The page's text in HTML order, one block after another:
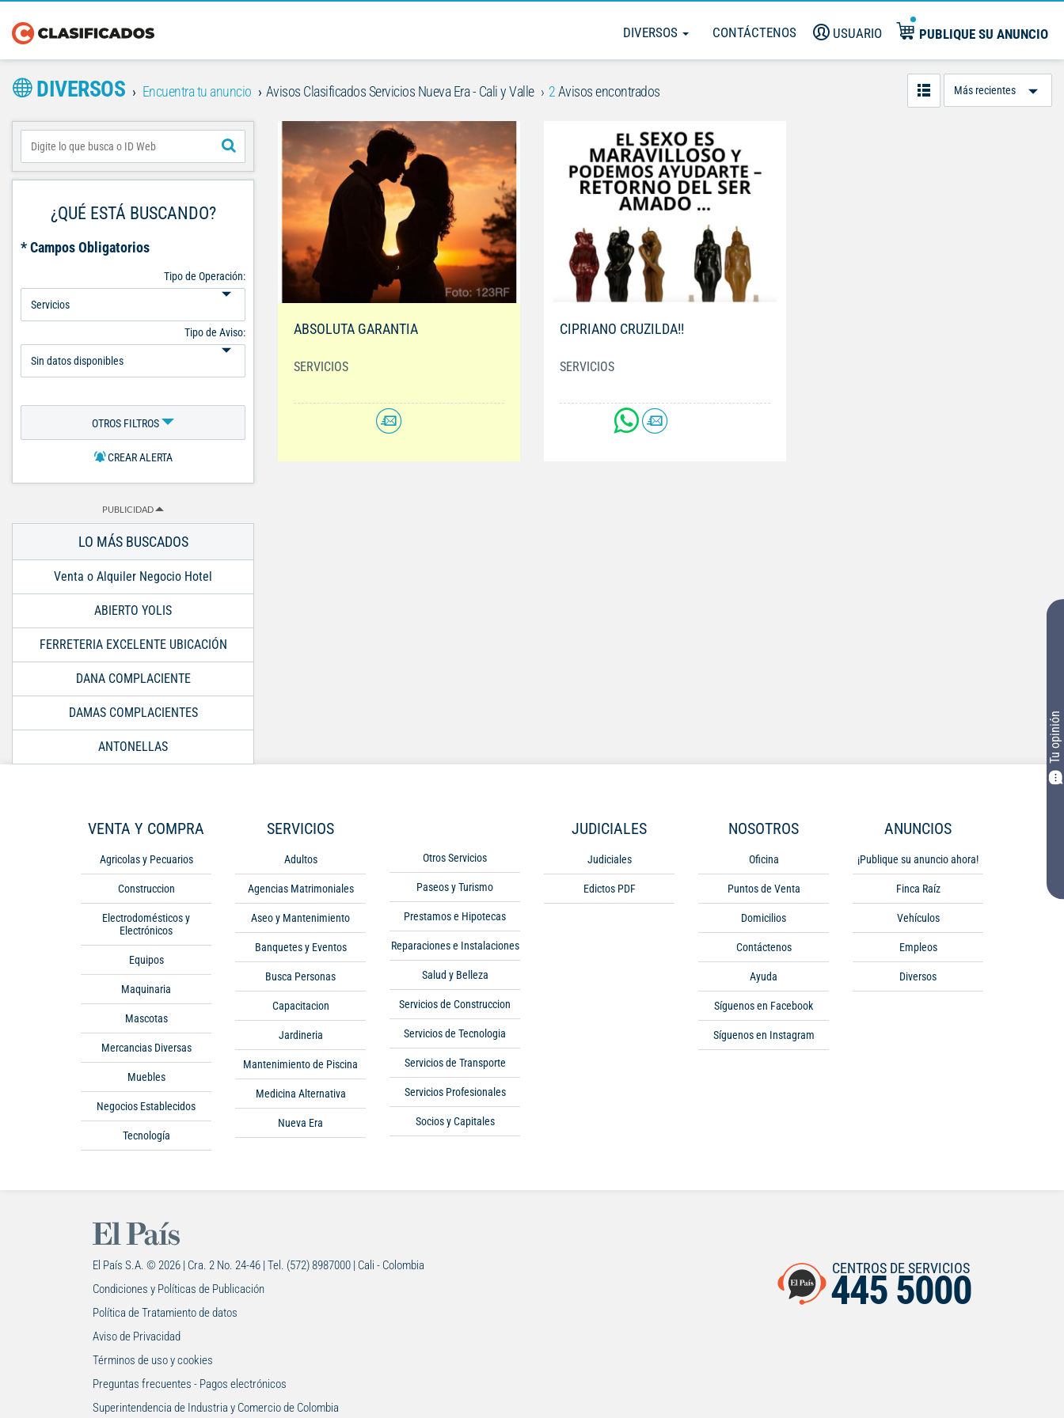
DIVERSOS CONTÁCTENOS USUARIO PUBLIQUE SU ANUNCIO
Tu opinión
DIVERSOS Encuentra tu anuncio Avisos Clasificados Servicios Nueva Era - Cali y Valle 2Avisos encontrados
ABSOLUTA GARANTIA
SERVICIOS
CIPRIANO CRUZILDA!!
SERVICIOS
¿QUÉ ESTÁ BUSCANDO?
* Campos Obligatorios
Tipo de Operación:
Tipo de Aviso:
OTROS FILTROS
CREAR ALERTA
PUBLICIDAD
LO MÁS BUSCADOS
Venta o Alquiler Negocio Hotel
ABIERTO YOLIS
FERRETERIA EXCELENTE UBICACIÓN
DANA COMPLACIENTE
DAMAS COMPLACIENTES
ANTONELLAS
VENTA Y COMPRA
Agricolas y Pecuarios
Construccion
Electrodomésticos y
Electrónicos
Equipos
Maquinaria
Mascotas
Mercancias Diversas
Muebles
Negocios Establecidos
Tecnología
SERVICIOS
Adultos
Agencias Matrimoniales
Aseo y Mantenimiento
Banquetes y Eventos
Busca Personas
Capacitacion
Jardineria
Mantenimiento de Piscina
Medicina Alternativa
Nueva Era
Otros Servicios
Paseos y Turismo
Prestamos e Hipotecas
Reparaciones e Instalaciones
Salud y Belleza
Servicios de Construccion
Servicios de Tecnologia
Servicios de Transporte
Servicios Profesionales
Socios y Capitales
JUDICIALES
Judiciales
Edictos PDF
NOSOTROS
Oficina
Puntos de Venta
Domicilios
Contáctenos
Ayuda
Síguenos en Facebook
Síguenos en Instagram
ANUNCIOS
¡Publique su anuncio ahora!
Finca Raíz
Vehículos
Empleos
Diversos
El País S.A. © 2026 | Cra. 2 No. 24-46 | Tel. (572) 8987000 | Cali - Colombia
Condiciones y Políticas de Publicación
Política de Tratamiento de datos
Aviso de Privacidad
Términos de uso y cookies
Preguntas frecuentes - Pagos electrónicos
Superintendencia de Industria y Comercio de Colombia
CENTROS DE SERVICIOS
445 5000